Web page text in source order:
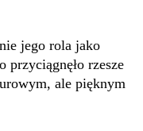
jego rola jako
rzesze
ale pięknym